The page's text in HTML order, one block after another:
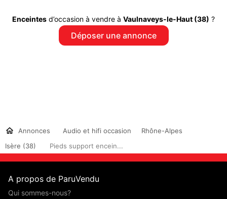
Enceintes d’occasion à vendre à Vaulnaveys-le-Haut (38) ?
Déposer une annonce
Annonces Audio et hifi occasion
Rhône-Alpes
Isère (38)
Pieds support encein...
A propos de ParuVendu
Qui sommes-nous?